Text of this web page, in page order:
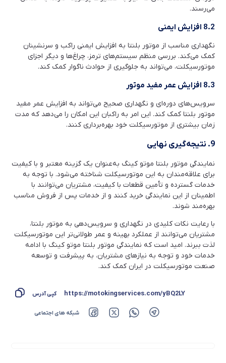
می‌رسند.
8.2 افزایش ایمنی
نگهداری مناسب از موتور بلنتا به افزایش ایمنی راکب و سرنشینان
کمک می‌کند. بررسی منظم سیستم‌های ترمز، چراغ‌ها و دیگر اجزای
موتورسیکلت، می‌تواند به جلوگیری از حوادث ناگوار کمک کند.
8.3 افزایش عمر مفید موتور
سرویس‌های دوره‌ای و نگهداری صحیح می‌تواند به افزایش عمر مفید
موتور بلنتا کمک کند. این امر به راکبان این امکان را می‌دهد که مدت
زمان بیشتری از موتورسیکلت خود بهره‌برداری کنند.
9. نتیجه‌گیری نهایی
نمایندگی موتور بلنتا موتو کینگ به‌عنوان یک گزینه معتبر و با کیفیت
برای علاقه‌مندان به این موتورسیکلت شناخته می‌شود. با توجه به
خدمات گسترده و تأمین قطعات با کیفیت، مشتریان می‌توانند با
اطمینان از این نمایندگی خرید کنند و از خدمات پس از فروش مناسب
بهره‌مند شوند.
با رعایت نکات کلیدی در نگهداری و سرویس‌دهی به موتور بلنتا،
مشتریان می‌توانند از عملکرد بهینه و عمر طولانی‌تر این موتورسیکلت
لذت ببرند. امید است که نمایندگی موتور بلنتا موتو کینگ با ادامه
خدمات خود و توجه به نیازهای مشتریان، به پیشرفت و توسعه
صنعت موتورسیکلت در ایران کمک کند.
https://motokingservices.com/yBQ2LY کپی آدرس
شبکه های اجتماعی